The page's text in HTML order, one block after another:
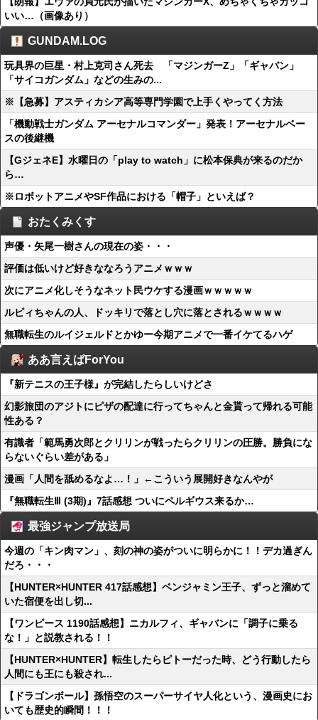
いい…（画像あり）
GUNDAM.LOG
玩具界の巨星・村上克司さん死去 「マジンガーZ」「ギャバン」
「サイコガンダム」などの生みの...
※【急募】アスティカシア高等専門学園で上手くやってく方法
「機動戦士ガンダム アーセナルコマンダー」発表！アーセナルベー
スの後継機
【GジェネE】水曜日の「play to watch」に松本保典が来るのだか
ら…
※ロボットアニメやSF作品における「帽子」といえば？
おたくみくす
声優・矢尾一樹さんの現在の姿・・・
評価は低いけど好きななろうアニメｗｗｗ
次にアニメ化しそうなネット民ウケする漫画ｗｗｗｗｗ
ルビィちゃんの人、ドッキリで落とし穴に落とされるｗｗｗｗ
無職転生のルイジェルドとかゆー今期アニメで一番イケてるハゲ
ああ言えばForYou
『新テニスの王子様』が完結したらしいけどさ
幻影旅団のアジトにピザの配達に行ってちゃんと金貰って帰れる可能
性ある？
有識者「範馬勇次郎とクリリンが戦ったらクリリンの圧勝。勝負にな
らないぐらい差がある」
漫画「人間を舐めるなよ…！」←こういう展開好きなんやが
『無職転生Ⅲ (3期)』7話感想 ついにペルギウス来るか…
最強ジャンプ放送局
今週の「キン肉マン」、刻の神の姿がついに明らかに！！デカ過ぎん
だろ・・・
【HUNTER×HUNTER 417話感想】ベンジャミン王子、ずっと溜めて
いた宿便を出し切...
【ワンピース 1190話感想】ニカルフィ、ギャバンに「調子に乗る
な！」と説教される！！
【HUNTER×HUNTER】転生したらピトーだった時、どう行動したら
人間にも王にも殺され...
【ドラゴンボール】孫悟空のスーパーサイヤ人化という、漫画史にお
いても歴史的瞬間！！！